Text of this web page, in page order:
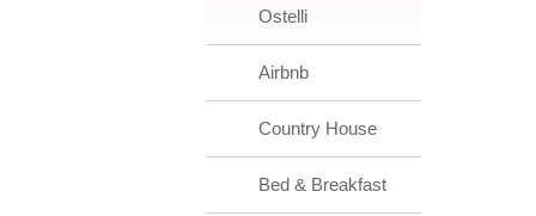
Ostelli
Airbnb
Country House
Bed & Breakfast